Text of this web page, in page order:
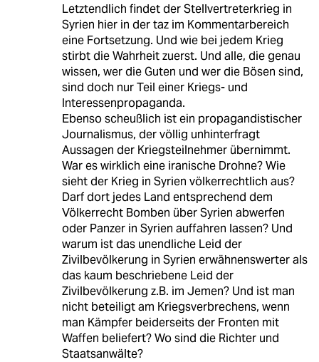
Letztendlich findet der Stellvertreterkrieg in
Syrien hier in der taz im Kommentarbereich
eine Fortsetzung. Und wie bei jedem Krieg
stirbt die Wahrheit zuerst. Und alle, die genau
wissen, wer die Guten und wer die Bösen sind,
sind doch nur Teil einer Kriegs- und
Interessenpropaganda.
Ebenso scheußlich ist ein propagandistischer
Journalismus, der völlig unhinterfragt
Aussagen der Kriegsteilnehmer übernimmt.
War es wirklich eine iranische Drohne? Wie
sieht der Krieg in Syrien völkerrechtlich aus?
Darf dort jedes Land entsprechend dem
Völkerrecht Bomben über Syrien abwerfen
oder Panzer in Syrien auffahren lassen? Und
warum ist das unendliche Leid der
Zivilbevölkerung in Syrien erwähnenswerter als
das kaum beschriebene Leid der
Zivilbevölkerung z.B. im Jemen? Und ist man
nicht beteiligt am Kriegsverbrechens, wenn
man Kämpfer beiderseits der Fronten mit
Waffen beliefert? Wo sind die Richter und
Staatsanwälte?